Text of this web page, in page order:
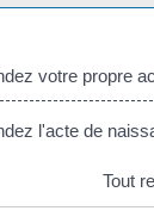
votre propre
l'acte de
Tout